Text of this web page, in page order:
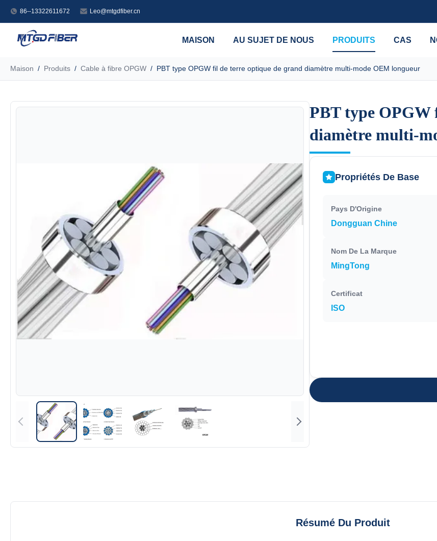
86--13322611672 Leo@mtgdfiber.cn
MAISON AU SUJET DE NOUS PRODUITS CAS
Maison / Produits / Cable à fibre OPGW / PBT type OPGW fil de terre optique de grand diamètre multi-mode OEM longueur
PBT type OPGW
diamètre multi-
PBT type OPGW
diamètre multi-
Propriétés De Base
Pays D'Origine
Dongguan Chine
Nom De La Marque
MingTong
Certificat
ISO
Résumé Du Produit